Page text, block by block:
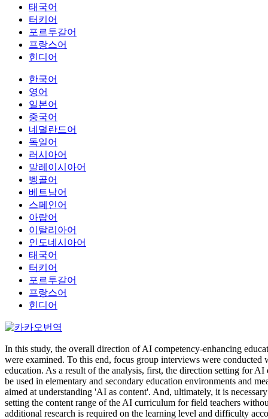
태국어
터키어
포르투갈어
프랑스어
힌디어
한국어
영어
일본어
중국어
네덜란드어
독일어
러시아어
말레이시아어
벵골어
베트남어
스페인어
아랍어
이탈리아어
인도네시아어
태국어
터키어
포르투갈어
프랑스어
힌디어
In this study, the overall direction of AI competency-enhancing
were examined. To this end, focus group interviews were
education. As a result of the analysis, first, the direction setting for
be used in elementary and secondary education environments and
aimed at understanding 'AI as content'. And, ultimately, it is
setting the content range of the AI ​​curriculum for field teachers
additional research is required on the learning level and difficulty